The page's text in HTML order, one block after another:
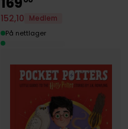
152,10
Medlem
På nettlager